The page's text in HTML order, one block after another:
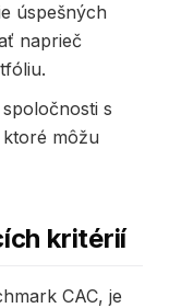
úspešných
naprieč
s
môžu
kritérií
CAC, je